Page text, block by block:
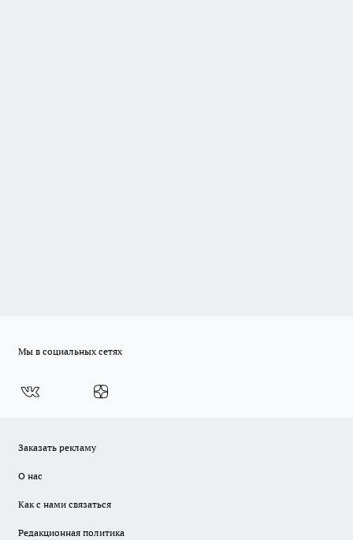
Мы в социальных сетях
Заказать рекламу
О нас
Как с нами связаться
Редакционная политика